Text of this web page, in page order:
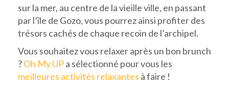
sur la mer, au centre de la vieille ville, en passant
par l’île de Gozo, vous pourrez ainsi profiter des
trésors cachés de chaque recoin de l’archipel.
Vous souhaitez vous relaxer après un bon brunch
?Oh My UPa sélectionné pour vous les
meilleures activités relaxantes à faire !